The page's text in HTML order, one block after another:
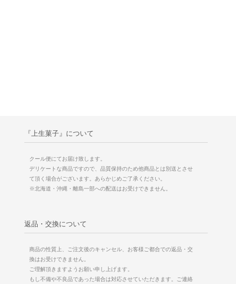
『上生菓子』について
クール便にてお届け致します。
デリケートな商品ですので、品質保持のため他商品とは別送とさせ
て頂く場合がございます。あらかじめご了承ください。
※北海道・沖縄・離島一部への配送はお受けできません。
返品・交換について
商品の性質上、ご注文後のキャンセル、お客様ご都合での返品・交
換はお受けできません。
ご理解頂きますようお願い申し上げます。
もし不備や不良品であった場合は対応させていただきます。ご連絡